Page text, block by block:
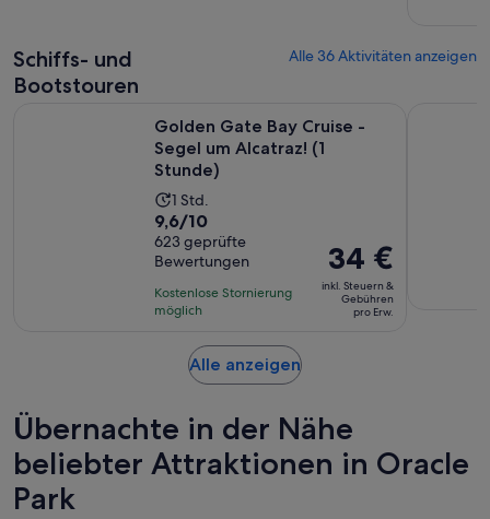
Schiffs- und
Bootstouren
Alle 36 Aktivitäten anzeigen
Golden Gate Bay Cruise -
Segel um Alcatraz! (1
Stunde)
Die
Aktivität
dauert
1 Stunde
1 Std.
9.6
von
10,
basierend
auf
Bewertungen.
9,6/10
623 geprüfte
Bewertungen
Kostenlose Stornierung
möglich
Der
Preis
beträgt
34 €
34 €
inkl. Steuern &
Gebühren
pro Erw.
Alle anzeigenWird
neuen
geöffnet
Übernachte in der Nähe
beliebter Attraktionen in Oracle
Park